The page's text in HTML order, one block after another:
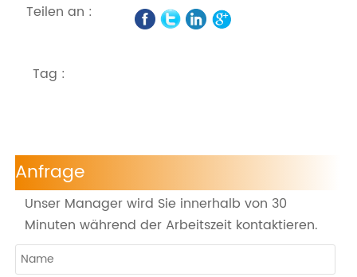
Teilen an :
Tag :
Anfrage
Unser Manager wird Sie innerhalb von 30
Minuten während der Arbeitszeit kontaktieren.